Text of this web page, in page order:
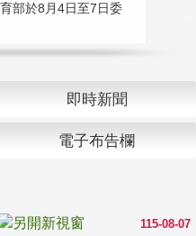
部於8月4日至7日委
即時新聞
電子布告欄
115-08-07